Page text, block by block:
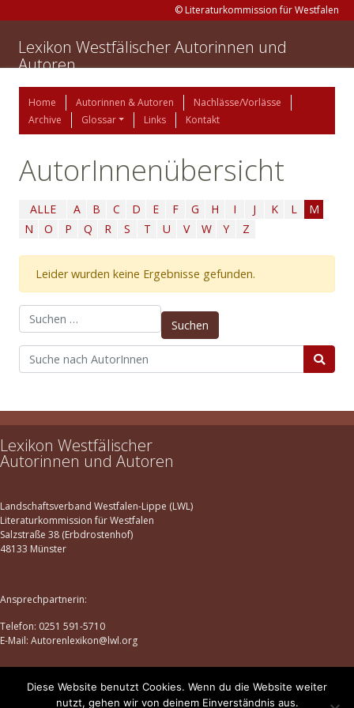
© Literaturkommission für Westfalen
Lexikon Westfälischer Autorinnen und
Autoren
Home Autorinnen & Autoren
Nachlässe/Vorlässe
Archive
Glossar Links Kontakt
AutorInnenübersicht
ALLE A B C D E F G H I J K L
M
N
O P Q R S T U V W Y Z
Leider wurden keine Ergebnisse gefunden.
Suchen nach:
Lexikon Westfälischer
Autorinnen und Autoren
Landschaftsverband Westfalen-Lippe (LWL)
Literaturkommission für Westfalen
Salzstraße 38 (Erbdrostenhof)
48133 Münster
Ansprechpartnerin:
Telefon: 0251 591-5710
E-Mail: Autorenlexikon@lwl.org
Datenschutz |Impressum
Diese Website benutzt Cookies. Wenn du die Website weiter
nutzt, gehen wir von deinem Einverständnis aus.